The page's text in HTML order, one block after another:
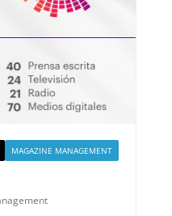
MAGAZINE MANAGEMENT